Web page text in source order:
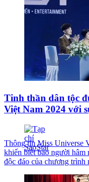
Tinh thần dân tộc
Việt Nam 2024 với
Thông tin Miss Universe
khiến biết bao người hâm
độc đáo của chương trình